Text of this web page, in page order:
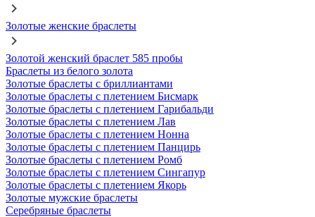
Золотые женские браслеты
Золотой женский браслет 585 пробы
Браслеты из белого золота
Золотые браслеты с бриллиантами
Золотые браслеты с плетением Бисмарк
Золотые браслеты с плетением Гарибальди
Золотые браслеты с плетением Лав
Золотые браслеты с плетением Нонна
Золотые браслеты с плетением Панцирь
Золотые браслеты с плетением Ромб
Золотые браслеты с плетением Сингапур
Золотые браслеты с плетением Якорь
Золотые мужские браслеты
Серебряные браслеты